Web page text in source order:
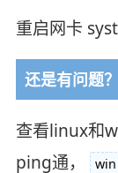
重启网卡
还是有问题
查看linux和
ping通，